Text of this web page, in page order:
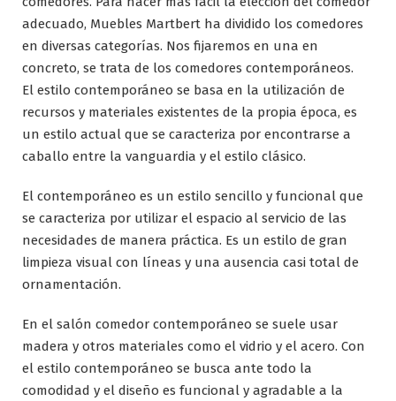
adecuado, Muebles Martbert ha dividido los comedores
en diversas categorías. Nos fijaremos en una en
concreto, se trata de los comedores contemporáneos.
El estilo contemporáneo se basa en la utilización de
recursos y materiales existentes de la propia época, es
un estilo actual que se caracteriza por encontrarse a
caballo entre la vanguardia y el estilo clásico.
El contemporáneo es un estilo sencillo y funcional que
se caracteriza por utilizar el espacio al servicio de las
necesidades de manera práctica. Es un estilo de gran
limpieza visual con líneas y una ausencia casi total de
ornamentación.
En el salón comedor contemporáneo se suele usar
madera y otros materiales como el vidrio y el acero. Con
el estilo contemporáneo se busca ante todo la
comodidad y el diseño es funcional y agradable a la